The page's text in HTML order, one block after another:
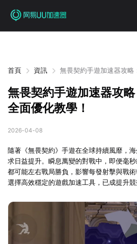
首頁 資訊
無畏契約手遊加速器攻略
無畏契約手遊加速器攻
全面優化教學！
2026-04-08
隨著《無畏契約》手遊在全球持續風靡，
求日益提升。瞬息萬變的對戰中，即便毫秒
都可能左右戰局勝負，影響每發射擊與戰術
選擇高效穩定的遊戲加速工具，已成提升競